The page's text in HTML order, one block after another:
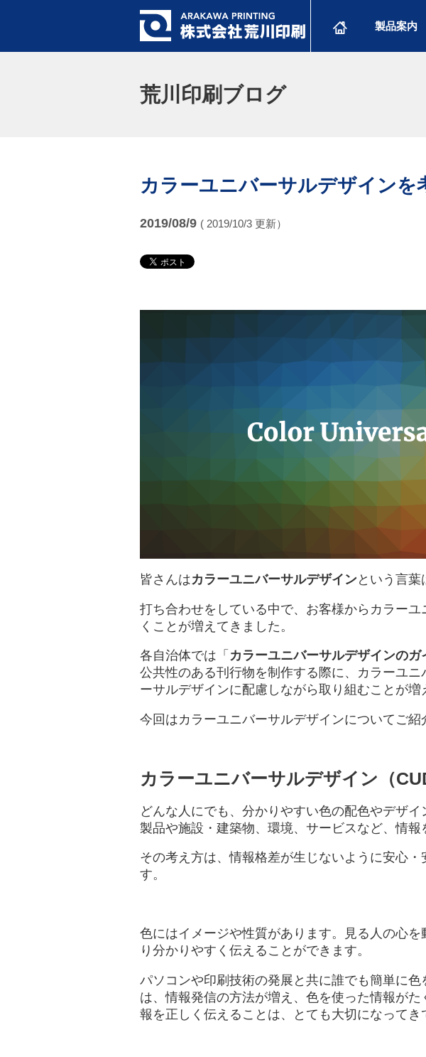
製品案内
荒川印刷ブログ
カラーユニバーサルデザインを
2019/08/9 ( 2019/10/3 更新）
皆さんはカラーユニバーサルデザインという言葉
打ち合わせをしている中で、お客様からカラー
くことが増えてきました。
各自治体では「 カラーユニバーサルデザインのガ
公共性のある刊行物を制作する際に、カラーユ
ーサルデザインに配慮しながら取り組むことが増
今回はカラーユニバーサルデザインについてご紹
カラーユニバーサルデザイン（
どんな人にでも、分かりやすい色の配色やデザ
製品や施設・建築物、環境、サービスなど、情報
その考え方は、情報格差が生じないように安心
す。
色にはイメージや性質があります。見る人の心
り分かりやすく伝えることができます。
パソコンや印刷技術の発展と共に誰でも簡単に
は、情報発信の方法が増え、色を使った情報が
報を正しく伝えることは、とても大切になってき